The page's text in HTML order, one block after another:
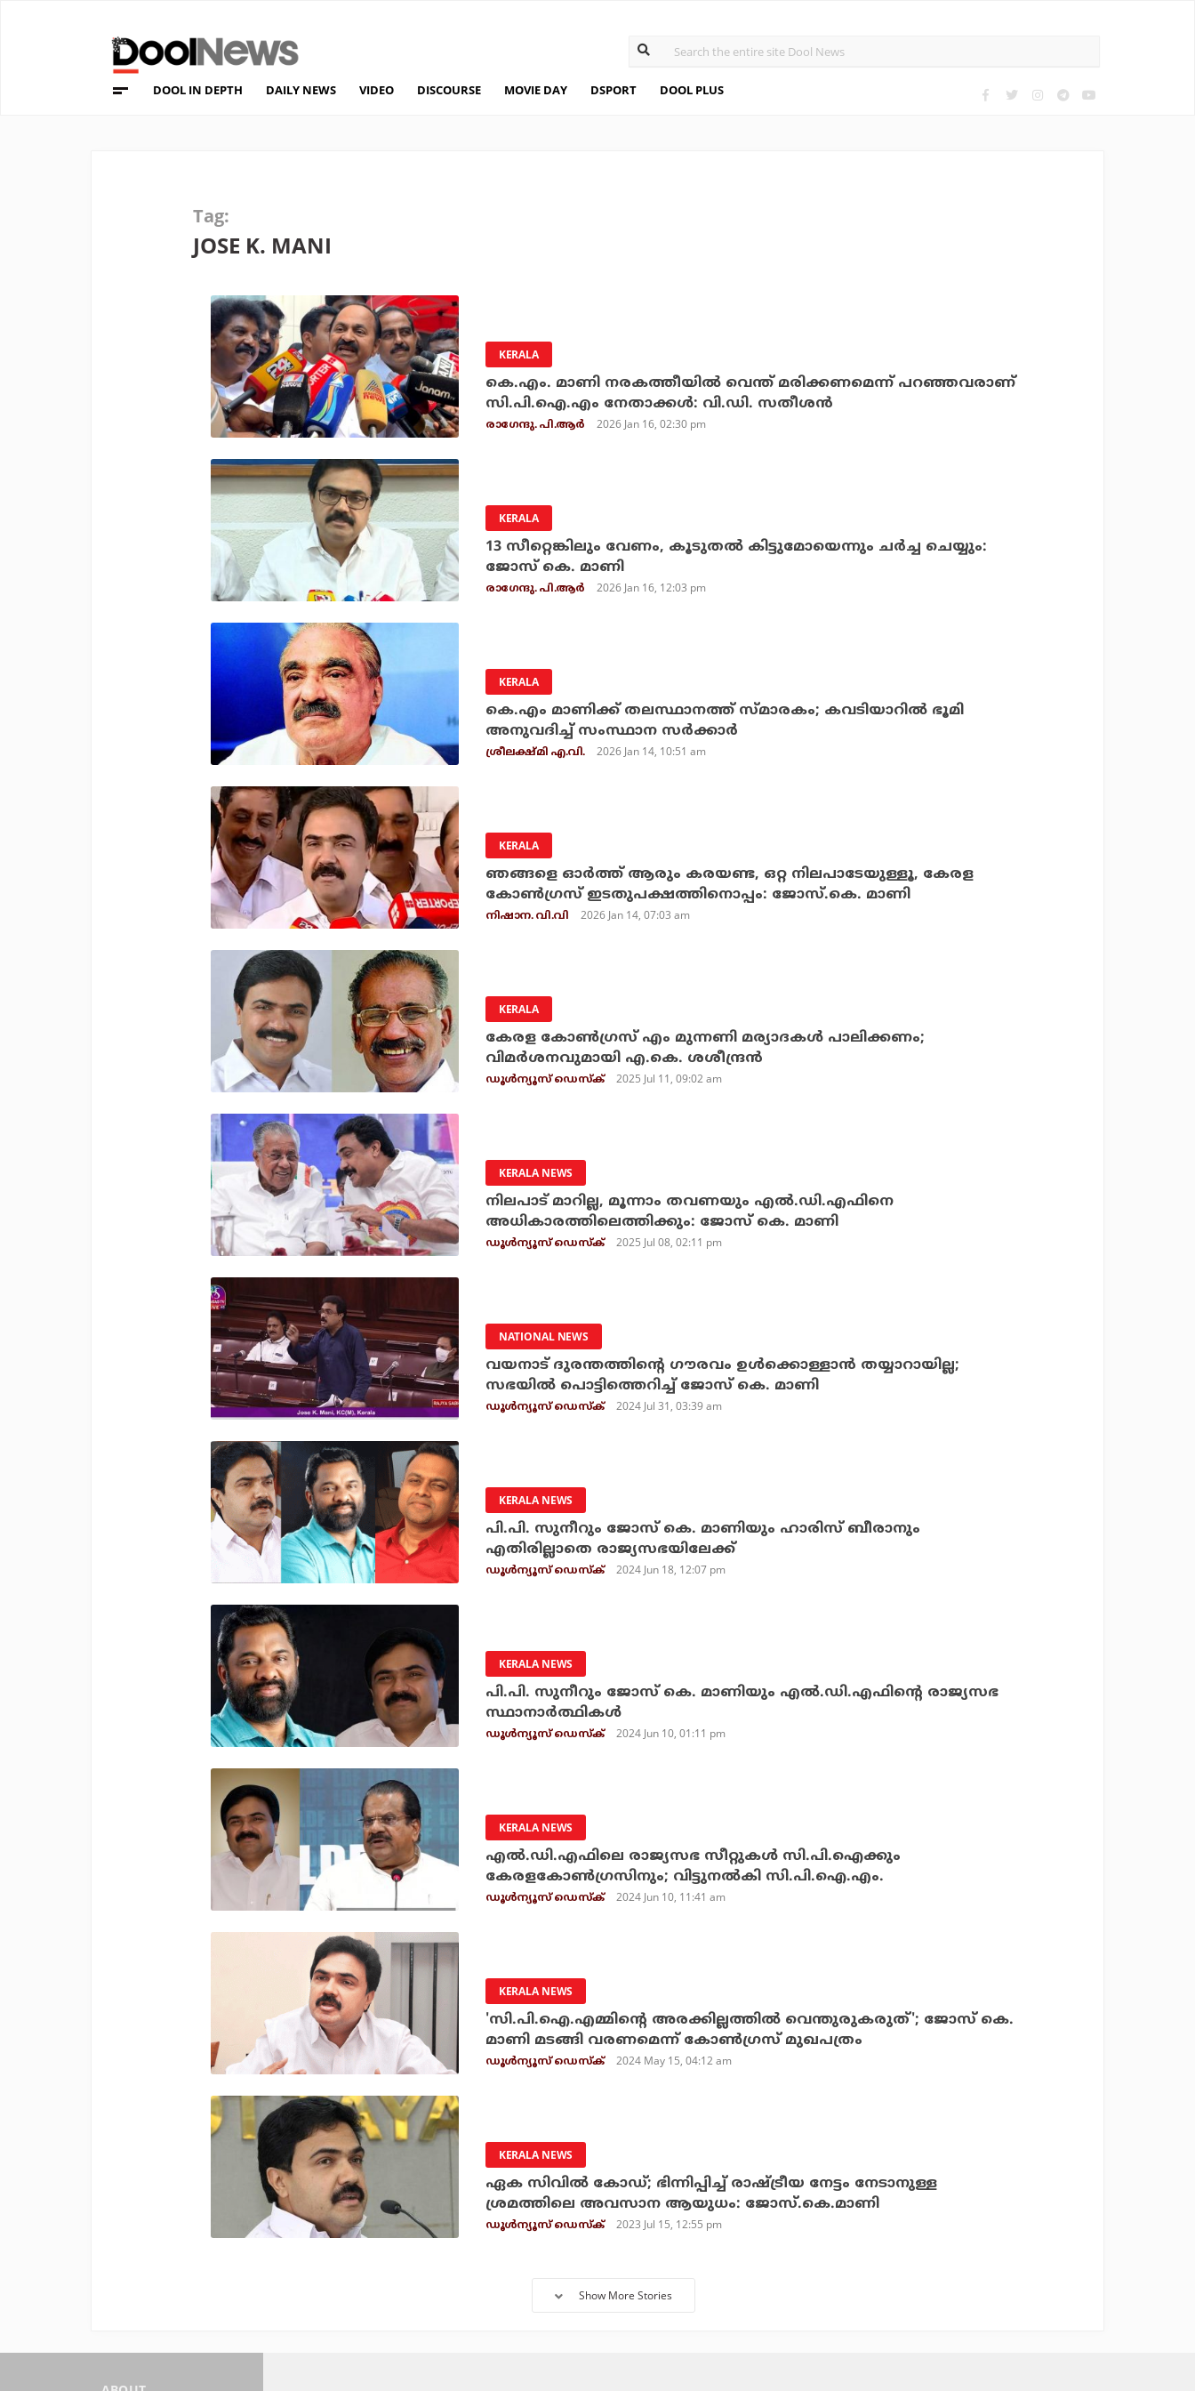
DOOL IN DEPTH DAILY NEWS VIDEO DISCOURSE MOVIE DAY DSPORT DOOL PLUS
Tag:
JOSE K. MANI
KERALA
കെ.എം. മാണി നരകത്തീയില്‍ വെന്ത് മരിക്കണമെന്ന് പറഞ്ഞവരാണ്
സി.പി.ഐ.എം നേതാക്കള്‍: വി.ഡി. സതീശന്‍
രാഗേന്ദു. പി.ആര്‍ 2026 Jan 16, 02:30 pm
KERALA
13 സീറ്റെങ്കിലും വേണം, കൂടുതല്‍ കിട്ടുമോയെന്നും ചര്‍ച്ച ചെയ്യും:
ജോസ് കെ. മാണി
രാഗേന്ദു. പി.ആര്‍ 2026 Jan 16, 12:03 pm
KERALA
കെ.എം മാണിക്ക് തലസ്ഥാനത്ത് സ്മാരകം; കവടിയാറില്‍ ഭൂമി
അനുവദിച്ച് സംസ്ഥാന സർക്കാർ
ശ്രീലക്ഷ്മി എ.വി. 2026 Jan 14, 10:51 am
KERALA
ഞങ്ങളെ ഓര്‍ത്ത് ആരും കരയണ്ട, ഒറ്റ നിലപാടേയുള്ളൂ, കേരള
കോണ്‍ഗ്രസ് ഇടതുപക്ഷത്തിനൊപ്പം: ജോസ്.കെ. മാണി
നിഷാന. വി.വി 2026 Jan 14, 07:03 am
KERALA
കേരള കോണ്‍ഗ്രസ് എം മുന്നണി മര്യാദകള്‍ പാലിക്കണം;
വിമര്‍ശനവുമായി എ.കെ. ശശീന്ദ്രന്‍
ഡൂള്‍ന്യൂസ് ഡെസ്‌ക് 2025 Jul 11, 09:02 am
KERALA NEWS
നിലപാട് മാറില്ല, മൂന്നാം തവണയും എല്‍.ഡി.എഫിനെ
അധികാരത്തിലെത്തിക്കും: ജോസ് കെ. മാണി
ഡൂള്‍ന്യൂസ് ഡെസ്‌ക് 2025 Jul 08, 02:11 pm
NATIONAL NEWS
വയനാട് ദുരന്തത്തിന്റെ ഗൗരവം ഉള്‍ക്കൊള്ളാന്‍ തയ്യാറായില്ല;
സഭയില്‍ പൊട്ടിത്തെറിച്ച് ജോസ് കെ. മാണി
ഡൂള്‍ന്യൂസ് ഡെസ്‌ക് 2024 Jul 31, 03:39 am
KERALA NEWS
പി.പി. സുനീറും ജോസ് കെ. മാണിയും ഹാരിസ് ബീരാനും
എതിരില്ലാതെ രാജ്യസഭയിലേക്ക്
ഡൂള്‍ന്യൂസ് ഡെസ്‌ക് 2024 Jun 18, 12:07 pm
KERALA NEWS
പി.പി. സുനീറും ജോസ് കെ. മാണിയും എല്‍.ഡി.എഫിന്റെ രാജ്യസഭ
സ്ഥാനാര്‍ത്ഥികള്‍
ഡൂള്‍ന്യൂസ് ഡെസ്‌ക് 2024 Jun 10, 01:11 pm
KERALA NEWS
എല്‍.ഡി.എഫിലെ രാജ്യസഭ സീറ്റുകള്‍ സി.പി.ഐക്കും
കേരളകോണ്‍ഗ്രസിനും; വിട്ടുനല്‍കി സി.പി.ഐ.എം.
ഡൂള്‍ന്യൂസ് ഡെസ്‌ക് 2024 Jun 10, 11:41 am
KERALA NEWS
'സി.പി.ഐ.എമ്മിന്റെ അരക്കില്ലത്തില്‍ വെന്തുരുകരുത്'; ജോസ് കെ.
മാണി മടങ്ങി വരണമെന്ന് കോണ്‍ഗ്രസ് മുഖപത്രം
ഡൂള്‍ന്യൂസ് ഡെസ്‌ക് 2024 May 15, 04:12 am
KERALA NEWS
ഏക സിവില്‍ കോഡ്; ഭിന്നിപ്പിച്ച് രാഷ്ട്രീയ നേട്ടം നേടാനുള്ള
ശ്രമത്തിലെ അവസാന ആയുധം: ജോസ്.കെ.മാണി
ഡൂള്‍ന്യൂസ് ഡെസ്‌ക് 2023 Jul 15, 12:55 pm
Show More Stories